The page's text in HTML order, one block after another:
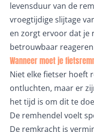
levensduur van de
vroegtijdige slijtage
en zorgt ervoor dat je
betrouwbaar
Wanneer moet je
Niet elke fietser hoeft
ontluchten, maar er
het tijd is om dit te
De remhendel voelt
De remkracht is